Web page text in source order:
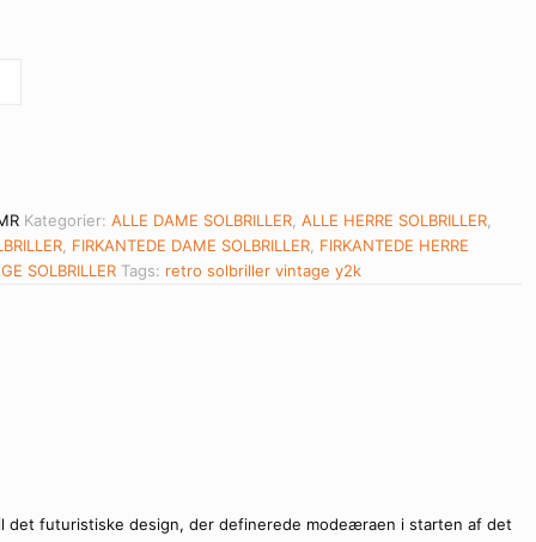
Kategorier: ALLE DAME SOLBRILLER ALLE HERRE SOLBRILLER
FIRKANTEDE DAME SOLBRILLER FIRKANTEDE HERRE
SOLBRILLER Tags: retro solbriller vintage y2k
det futuristiske design, der definerede modeæraen i starten af det